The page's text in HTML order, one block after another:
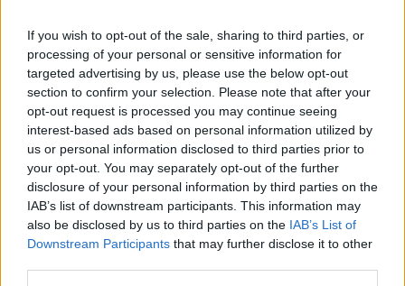
If you wish to opt-out of the sale, sharing to third parties, or
processing of your personal or sensitive information for
targeted advertising by us, please use the below opt-out
section to confirm your selection. Please note that after your
opt-out request is processed you may continue seeing
interest-based ads based on personal information utilized by
us or personal information disclosed to third parties prior to
your opt-out. You may separately opt-out of the further
disclosure of your personal information by third parties on the
IAB’s list of downstream participants. This information may
also be disclosed by us to third parties on the IAB’s List of
Downstream Participants that may further disclose it to other
bramek, kartki, składy, statystyki i informacje o przebiegu
spotkania. To kompletne źródło danych dla kibiców i pasjonatów
lokalnej piłki nożnej. Jeżeli aktualnie nie widzisz tutaj danych z pewnością
pracujemy nad tym żeby je uzupełnić.
Wynik meczu Czarni Lipa vs Unia Nowa Sarzyna
Po zakończeniu spotkania automatycznie publikujemyoficjalny wynik
spotkania, a także dane meczowe, jeśli są dostępne.
Pełny harmonogram rozgrywek dostępny jest tutaj:Stalowa Wola >
Klasa Okręgowa - terminarz.
Informacje o składach i strzelcach
W miarę dostępności danych, publikujemyskłady wyjściowe,
aktualizujemy zależnie od poziomu ligi i dostępnych źródeł.